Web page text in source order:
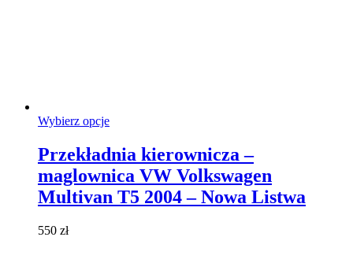
Wybierz opcjeTen
ma
wiele
wariantów.
Opcje
można
Przekładnia kierownicza –
maglownica VW Volkswagen
Multivan T5 2004 – Nowa Listwa
550 zł